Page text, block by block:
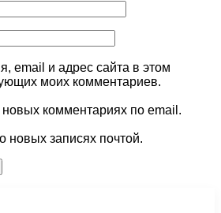
email и адрес сайта в этом
моих комментариев.
комментариях по email.
новых записях почтой.